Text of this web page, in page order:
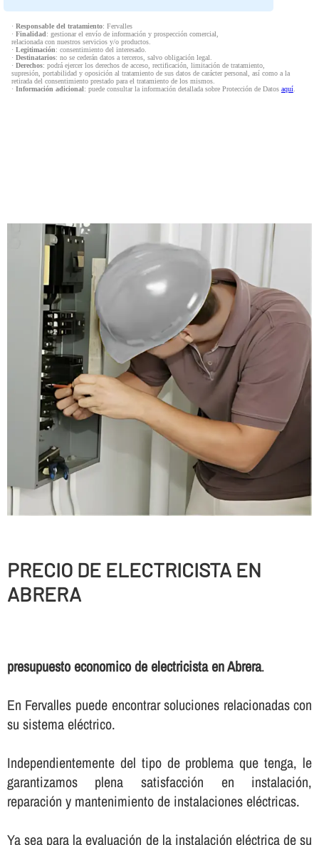
· Responsable del tratamiento: Fervalles
· Finalidad: gestionar el envío de información y prospección comercial,
relacionada con nuestros servicios y/o productos.
· Legitimación: consentimiento del interesado.
· Destinatarios: no se cederán datos a terceros, salvo obligación legal.
· Derechos: podrá ejercer los derechos de acceso, rectificación, limitación de tratamiento,
supresión, portabilidad y oposición al tratamiento de sus datos de carácter personal, así como a la
retirada del consentimiento prestado para el tratamiento de los mismos.
· Información adicional: puede consultar la información detallada sobre Protección de Datos aquí.
PRECIO DE ELECTRICISTA EN
ABRERA
presupuesto economico de electricista en Abrera.
En Fervalles puede encontrar soluciones relacionadas con
su sistema eléctrico.
Independientemente del tipo de problema que tenga, le
garantizamos plena satisfacción en instalación,
reparación y mantenimiento de instalaciones eléctricas.
Ya sea para la evaluación de la instalación eléctrica de su